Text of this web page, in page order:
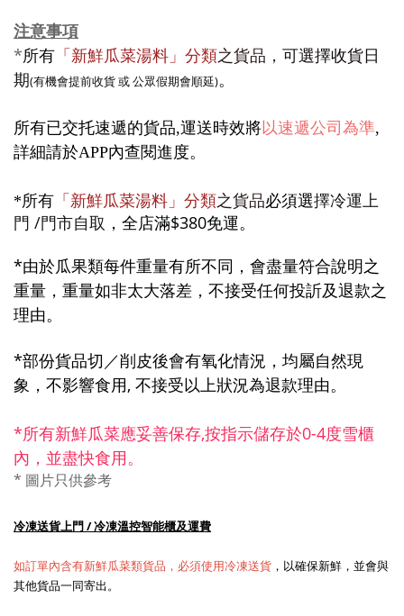
注意事項
*所有 「新鮮瓜菜湯料」分類之貨品， 可選擇收貨日
期(有機會提前收貨 或 公眾假期會順延)。
所有已交托速遞的貨品,運送時效將以速遞公司為準,
詳細請於APP內查閱進度。
*所有 「新鮮瓜菜湯料」分類之貨品必須選擇冷運上
門 /門市自取 ，全店滿$380免運。
*由於瓜果類每件重量有所不同，會盡量符合說明之
重量， 重量如非太大落差，不接受任何投訢及退款之
理由。
*部份貨品切／削皮後會有氧化情況，均屬自然現
象，不影響食用, 不接受以上狀況為退款理由。
*所有新鮮瓜菜應妥善保存,按指示儲存於0-4度雪櫃
內，並盡快食用。
* 圖片只供參考
冷凍送貨上門 / 冷凍溫控智能櫃及運費
如訂單內含有新鮮瓜菜類貨品，必須使用冷凍送貨 ，以確保新鮮，並會與
其他貨品一同寄出。